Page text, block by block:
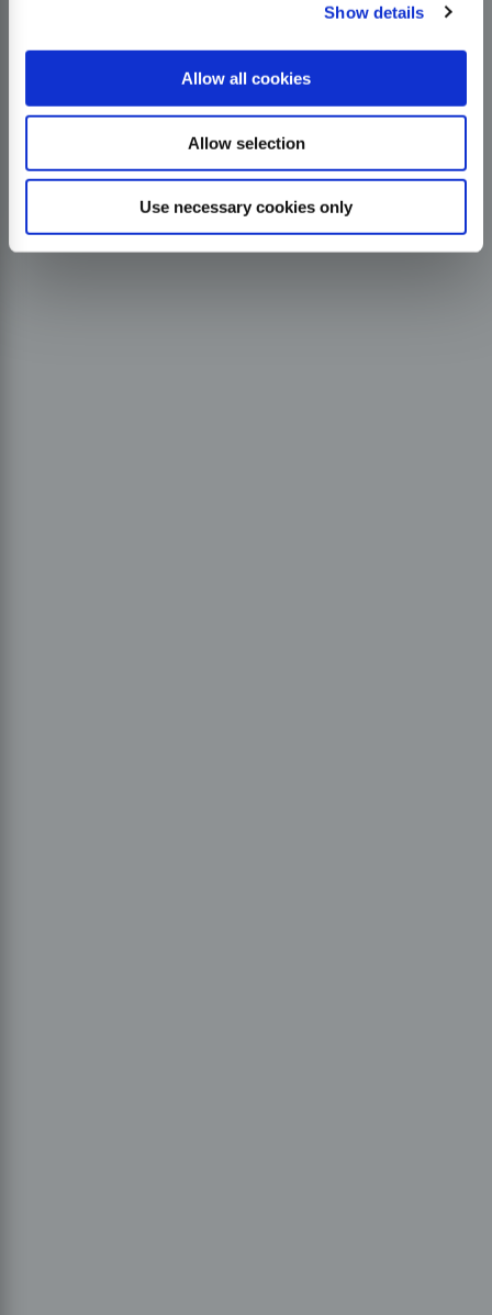
Show details
Allow all cookies
Allow selection
Use necessary cookies only